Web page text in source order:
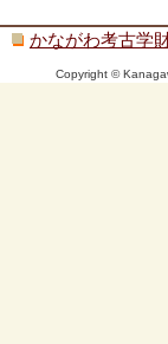
かながわ考古学
Copyright ©